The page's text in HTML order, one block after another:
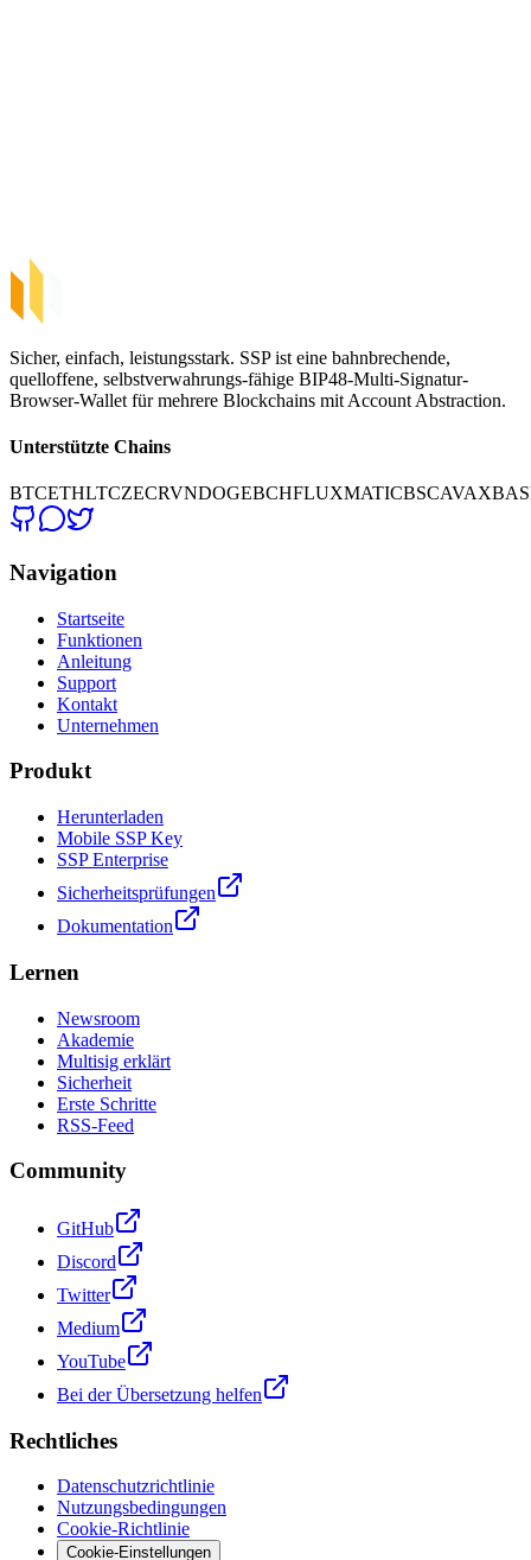
Sicher, einfach, leistungsstark. SSP ist eine bahnbrechende,
quelloffene, selbstverwahrungs-fähige BIP48-Multi-Signatur-
Browser-Wallet für mehrere Blockchains mit Account Abstraction.
Unterstützte Chains
BTCETHLTCZECRVNDOGEBCHFLUXMATICBSCAVAX
Navigation
Startseite
Funktionen
Anleitung
Support
Kontakt
Unternehmen
Produkt
Herunterladen
Mobile SSP Key
SSP Enterprise
Sicherheitsprüfungen
Dokumentation
Lernen
Newsroom
Akademie
Multisig erklärt
Sicherheit
Erste Schritte
RSS-Feed
Community
GitHub
Discord
Twitter
Medium
YouTube
Bei der Übersetzung helfen
Rechtliches
Datenschutzrichtlinie
Nutzungsbedingungen
Cookie-Richtlinie
Cookie-Einstellungen